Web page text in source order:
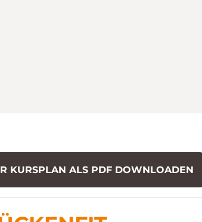
KURSPLAN ALS PDF DOWNLOADEN